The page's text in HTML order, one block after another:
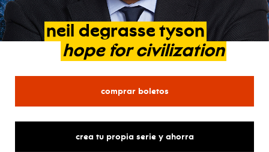
neil degrasse tyson
hope for civilization
comprar boletospara neil degrasse
crea tu propia serie y ahorra